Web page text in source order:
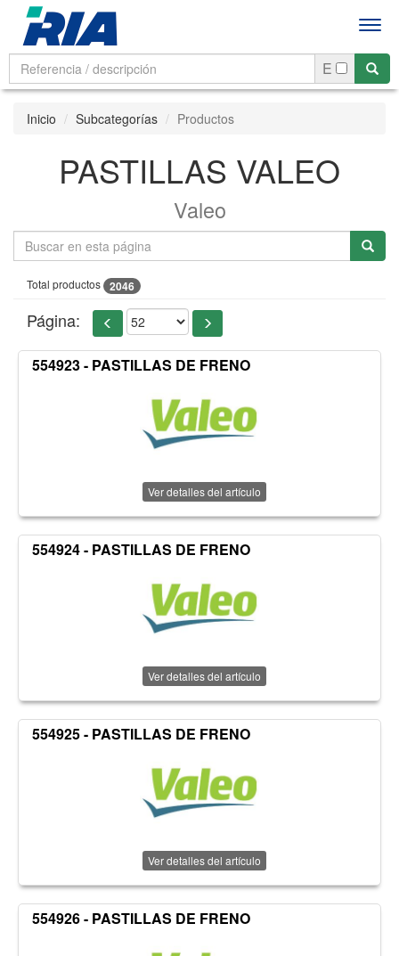
E
Inicio Subcategorías Productos
PASTILLAS VALEO
Valeo
Total productos 2046
Página:
554923 - PASTILLAS DE FRENO
Ver detalles del artículo
554924 - PASTILLAS DE FRENO
Ver detalles del artículo
554925 - PASTILLAS DE FRENO
Ver detalles del artículo
554926 - PASTILLAS DE FRENO